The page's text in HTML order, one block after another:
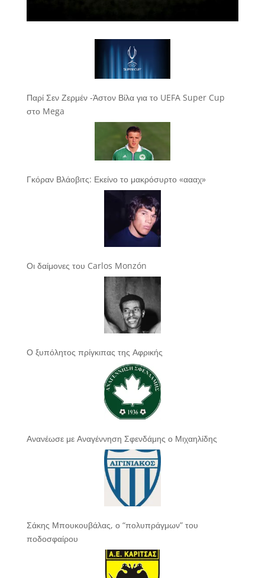
Παρί Σεν Ζερμέν -Άστον Βίλα για το UEFA Super Cup
στο Mega
Γκόραν Βλάοβιτς: Εκείνο το μακρόσυρτο «αααχ»
Οι δαίμονες του Carlos Monzón
Ο ξυπόλητος πρίγκιπας της Αφρικής
Ανανέωσε με Αναγέννηση Σφενδάμης ο Μιχαηλίδης
Σάκης Μπουκουβάλας, ο “πολυπράγμων” του
ποδοσφαίρου